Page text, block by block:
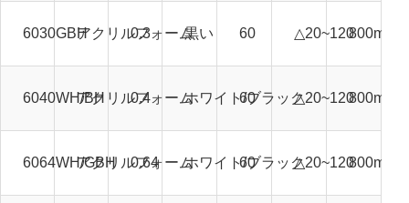
6030GBHアクリルフォーム
0.3 黒い 60 △20~120
6040WH/BHアクリルフォーム
0.4 ホワイト/ブラック
60 △20~120
6064WH/GBHアクリルフォーム
0.64 ホワイト/ブラック
60 △20~120